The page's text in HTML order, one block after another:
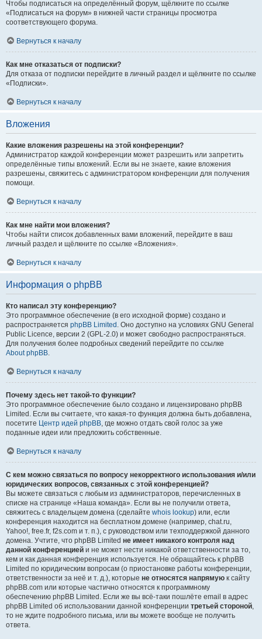
Чтобы подписаться на определённый форум, щёлкните по ссылке
«Подписаться на форум» в нижней части страницы просмотра
соответствующего форума.
Вернуться к началу
Как мне отказаться от подписки?
Для отказа от подписки перейдите в личный раздел и щёлкните по ссылке
«Подписки».
Вернуться к началу
Вложения
Какие вложения разрешены на этой конференции?
Администратор каждой конференции может разрешить или запретить
определённые типы вложений. Если вы не знаете, какие вложения
разрешены, свяжитесь с администратором конференции для получения
помощи.
Вернуться к началу
Как мне найти мои вложения?
Чтобы найти список добавленных вами вложений, перейдите в ваш
личный раздел и щёлкните по ссылке «Вложения».
Вернуться к началу
Информация о phpBB
Кто написал эту конференцию?
Это программное обеспечение (в его исходной форме) создано и
распространяется phpBB Limited . Оно доступно на условиях GNU General
Public Licence, версии 2 (GPL-2.0) и может свободно распространяться.
Для получения более подробных сведений перейдите по ссылке
About phpBB.
Вернуться к началу
Почему здесь нет такой-то функции?
Это программное обеспечение было создано и лицензировано phpBB
Limited. Если вы считаете, что какая-то функция должна быть добавлена,
посетите Центр идей phpBB, где можно отдать свой голос за уже
поданные идеи или предложить собственные.
Вернуться к началу
С кем можно связаться по вопросу некорректного использования и/или
юридических вопросов, связанных с этой конференцией?
Вы можете связаться с любым из администраторов, перечисленных в
списке на странице «Наша команда». Если вы не получили ответа,
свяжитесь с владельцем домена (сделайте whois lookup) или, если
конференция находится на бесплатном домене (например, chat.ru,
Yahoo!, free.fr, f2s.com и т. п.), с руководством или техподдержкой данного
домена. Учтите, что phpBB Limited не имеет никакого контроля над
данной конференцией и не может нести никакой ответственности за то,
кем и как данная конференция используется. Не обращайтесь к phpBB
Limited по юридическим вопросам (о приостановке работы конференции,
ответственности за неё и т. д.), которые не относятся напрямую к сайту
phpBB.com или которые частично относятся к программному
обеспечению phpBB Limited. Если же вы всё-таки пошлёте email в адрес
phpBB Limited об использовании данной конференции третьей стороной,
то не ждите подробного письма, или вы можете вообще не получить
ответа.